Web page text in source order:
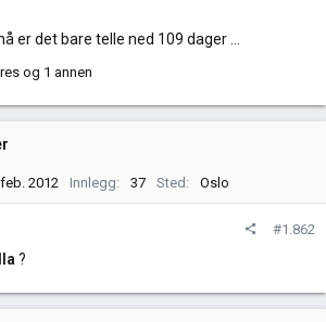
er det bare telle ned 109 dager ...
og 1 annen
2012 Innlegg 37 Sted Oslo
#1.862
?